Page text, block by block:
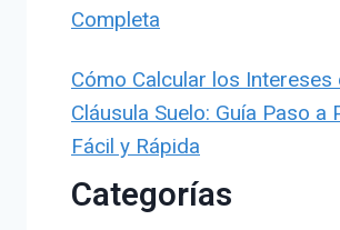
Completa
Cómo Calcular los Intereses
Cláusula Suelo: Guía Paso a
Fácil y Rápida
Categorías